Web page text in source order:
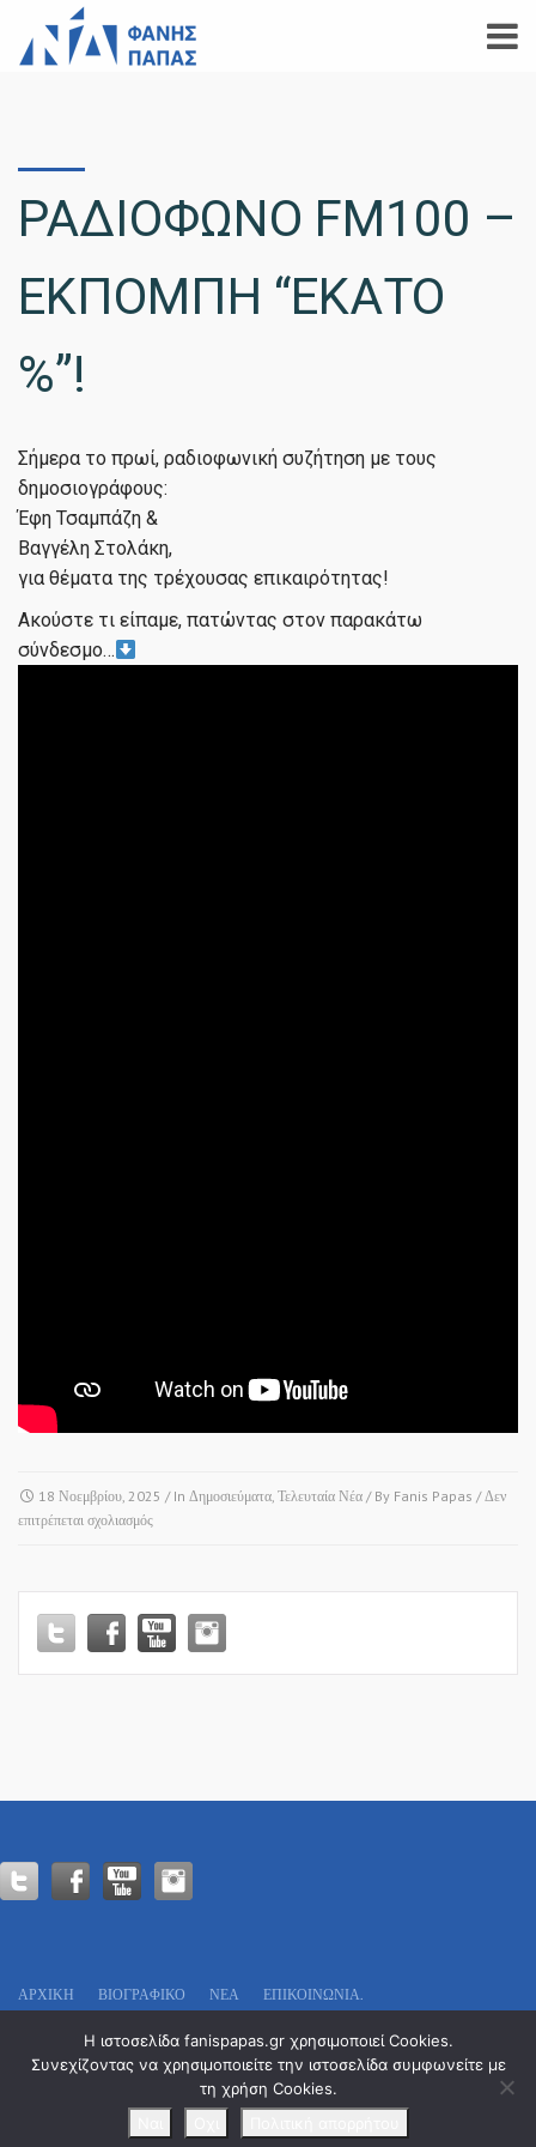
ΡΑΔΙΟΦΩΝΟ FM100 –
ΕΚΠΟΜΠΗ “ΕΚΑΤΟ
%”!
️Σήμερα το πρωί, ραδιοφωνική συζήτηση με τους
δημοσιογράφους:
Έφη Τσαμπάζη &
Βαγγέλη Στολάκη,
για θέματα της τρέχουσας επικαιρότητας!
Ακούστε τι είπαμε, πατώντας στον παρακάτω
σύνδεσμο…
18 Νοεμβρίου, 2025 / In Δημοσιεύματα, Τελευταία Νέα / By Fanis Papas /Δεν
επιτρέπεται σχολιασμόςστο
–
ΕΚΠΟΜΠΗ
“ΕΚΑΤΟ
ΑΡΧΙΚΗ ΒΙΟΓΡΑΦΙΚΌ ΝΕΑ ΕΠΙΚΟΙΝΩΝΊΑ.
Οδυσσέως 13
Τ.Κ. 546 29 – Θεσσαλονίκη
Email: info@fanispapas.gr
Η ιστοσελίδα fanispapas.gr χρησιμοποιεί Cookies.
Συνεχίζοντας να χρησιμοποιείτε την ιστοσελίδα συμφωνείτε με
τη χρήση Cookies.